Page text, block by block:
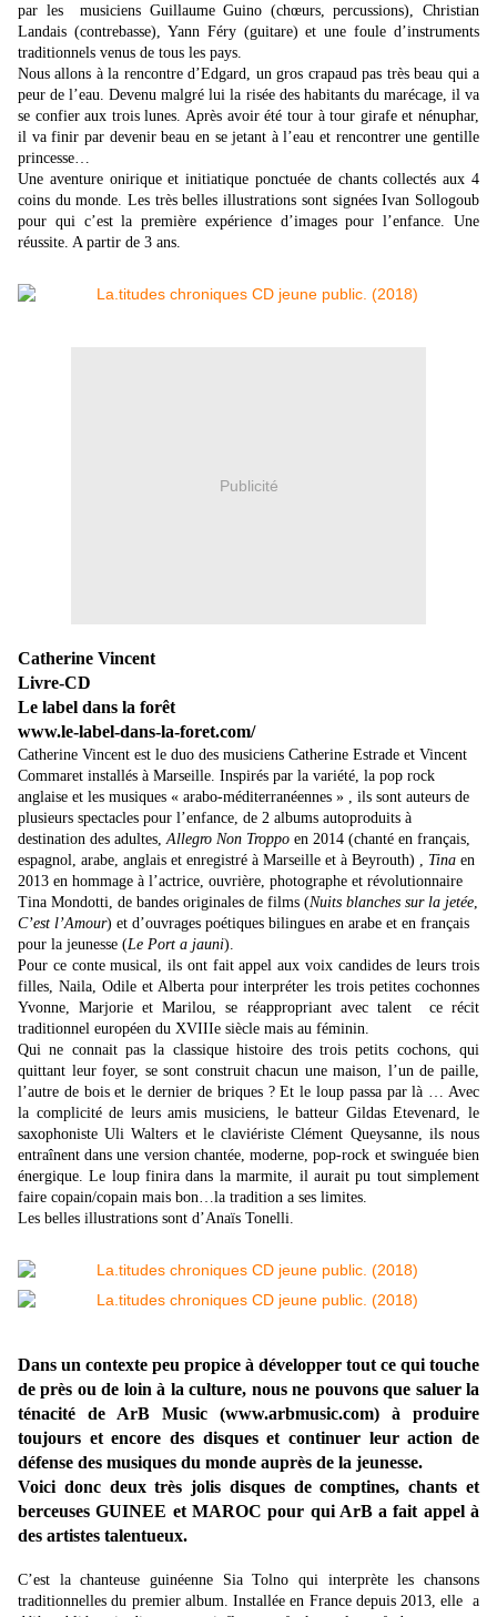
par les musiciens Guillaume Guino (chœurs, percussions), Christian
Landais (contrebasse), Yann Féry (guitare) et une foule d’instruments
traditionnels venus de tous les pays.
Nous allons à la rencontre d’Edgard, un gros crapaud pas très beau qui a
peur de l’eau. Devenu malgré lui la risée des habitants du marécage, il va
se confier aux trois lunes. Après avoir été tour à tour girafe et nénuphar,
il va finir par devenir beau en se jetant à l’eau et rencontrer une gentille
princesse…
Une aventure onirique et initiatique ponctuée de chants collectés aux 4
coins du monde. Les très belles illustrations sont signées Ivan Sollogoub
pour qui c’est la première expérience d’images pour l’enfance. Une
réussite. A partir de 3 ans.
Publicité
Catherine Vincent
Livre-CD
Le label dans la forêt
www.le-label-dans-la-foret.com/
Catherine Vincent est le duo des musiciens Catherine Estrade et Vincent
Commaret installés à Marseille. Inspirés par la variété, la pop rock
anglaise et les musiques « arabo-méditerranéennes » , ils sont auteurs de
plusieurs spectacles pour l’enfance, de 2 albums autoproduits à
destination des adultes,Allegro Non Troppo en 2014 (chanté en français,
espagnol, arabe, anglais et enregistré à Marseille et à Beyrouth) , Tina en
2013 en hommage à l’actrice, ouvrière, photographe et révolutionnaire
Tina Mondotti, de bandes originales de films (Nuits blanches sur la jetée,
C’est l’Amour) et d’ouvrages poétiques bilingues en arabe et en français
pour la jeunesse (Le Port a jauni).
Pour ce conte musical, ils ont fait appel aux voix candides de leurs trois
filles, Naila, Odile et Alberta pour interpréter les trois petites cochonnes
Yvonne, Marjorie et Marilou, se réappropriant avec talent ce récit
traditionnel européen du XVIIIe siècle mais au féminin.
Qui ne connait pas la classique histoire des trois petits cochons, qui
quittant leur foyer, se sont construit chacun une maison, l’un de paille,
l’autre de bois et le dernier de briques ? Et le loup passa par là … Avec
la complicité de leurs amis musiciens, le batteur Gildas Etevenard, le
saxophoniste Uli Walters et le claviériste Clément Queysanne, ils nous
entraînent dans une version chantée, moderne, pop-rock et swinguée bien
énergique. Le loup finira dans la marmite, il aurait pu tout simplement
faire copain/copain mais bon…la tradition a ses limites.
Les belles illustrations sont d’Anaïs Tonelli.
Dans un contexte peu propice à développer tout ce qui touche
de près ou de loin à la culture, nous ne pouvons que saluer la
ténacité de ArB Music (www.arbmusic.com) à produire
toujours et encore des disques et continuer leur action de
défense des musiques du monde auprès de la jeunesse.
Voici donc deux très jolis disques de comptines, chants et
berceuses GUINEE et MAROC pour qui ArB a fait appel à
des artistes talentueux.
C’est la chanteuse guinéenne Sia Tolno qui interprète les chansons
traditionnelles du premier album. Installée en France depuis 2013, elle a